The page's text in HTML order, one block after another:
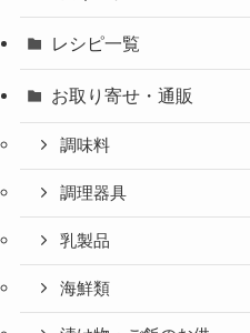
レシピ一覧
お取り寄せ・通販
調味料
調理器具
乳製品
海鮮類